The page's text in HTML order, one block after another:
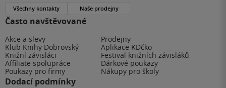
Často navštěvované
Akce a slevy
Prodejny
Klub Knihy Dobrovský
Aplikace KDčko
Knižní závisláci
Festival knižních závisláků
Affiliate spolupráce
Dárkové poukazy
Poukazy pro firmy
Nákupy pro školy
Dodací podmínky
Všechny kontakty Naše prodejny